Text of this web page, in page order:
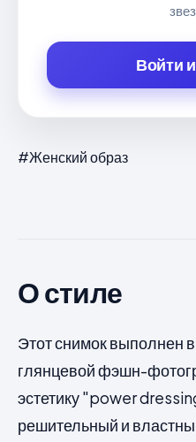
Войти
#Женский образ
О стиле
Этот снимок выполнен
глянцевой фэшн-
эстетику "power
решительный и